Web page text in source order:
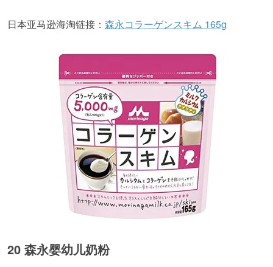
日本亚马逊海淘链接： 森永コラーゲンスキム 165g
20 森永婴幼儿奶粉